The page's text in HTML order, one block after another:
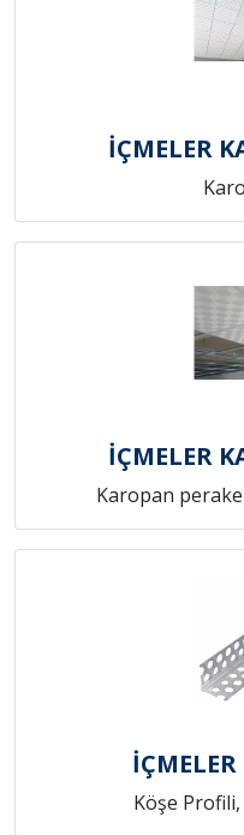
İÇMELER
İÇMELER
Karopan
Köşe